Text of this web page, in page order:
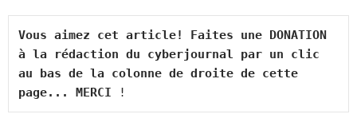
Vous aimez cet article! Faites une DONATION
à la rédaction du cyberjournal par un clic
au bas de la colonne de droite de cette
page... MERCI !